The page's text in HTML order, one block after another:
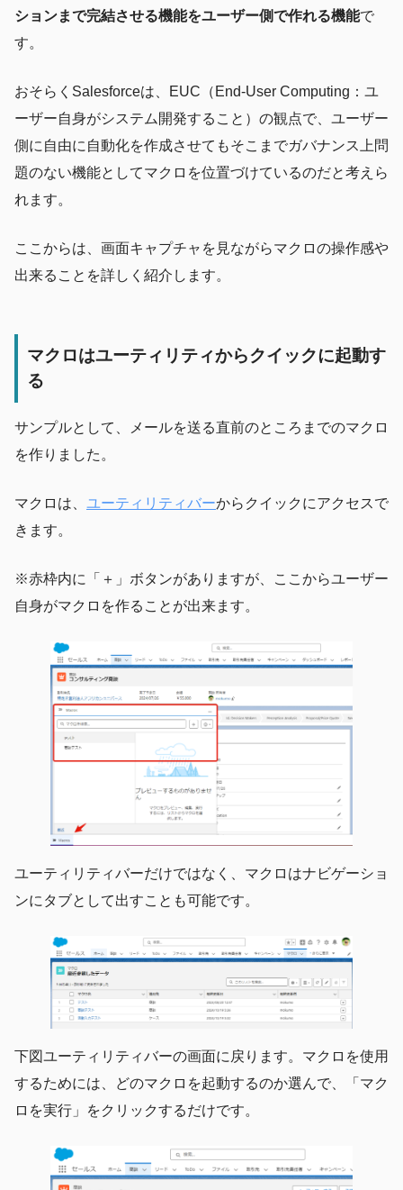
ションまで完結させる機能をユーザー側で作れる機能で
す。
おそらくSalesforceは、EUC（End-User Computing：ユ
ーザー自身がシステム開発すること）の観点で、ユーザー
側に自由に自動化を作成させてもそこまでガバナンス上問
題のない機能としてマクロを位置づけているのだと考えら
れます。
ここからは、画面キャプチャを見ながらマクロの操作感や
出来ることを詳しく紹介します。
マクロはユーティリティからクイックに起動す
る
サンプルとして、メールを送る直前のところまでのマクロ
を作りました。
マクロは、 ユーティリティバーからクイックにアクセスで
きます。
※赤枠内に「＋」ボタンがありますが、ここからユーザー
自身がマクロを作ることが出来ます。
ユーティリティバーだけではなく、マクロはナビゲーショ
ンにタブとして出すことも可能です。
下図ユーティリティバーの画面に戻ります。マクロを使用
するためには、どのマクロを起動するのか選んで、「マク
ロを実行」をクリックするだけです。